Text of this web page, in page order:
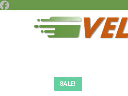
SALE!